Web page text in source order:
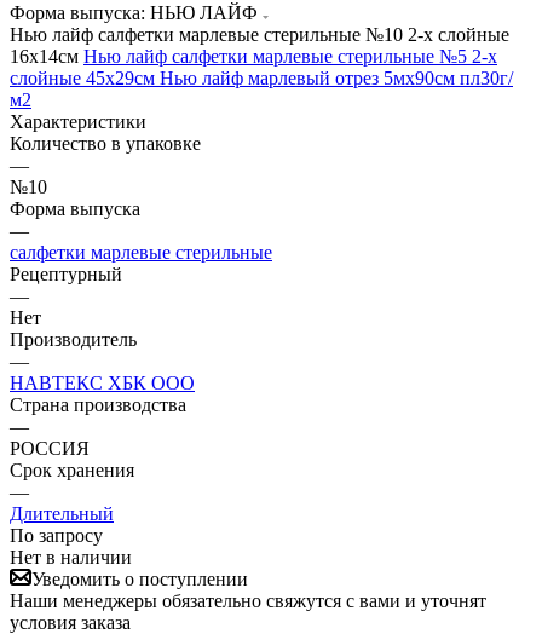
Форма выпуска: НЬЮ ЛАЙФ
Нью лайф салфетки марлевые стерильные №10 2-х слойные
16х14см Нью лайф салфетки марлевые стерильные №5 2-х
слойные 45х29см Нью лайф марлевый отрез 5мх90см пл30г/
м2
Характеристики
Количество в упаковке
—
№10
Форма выпуска
—
салфетки марлевые стерильные
Рецептурный
—
Нет
Производитель
—
НАВТЕКС ХБК ООО
Страна производства
—
РОССИЯ
Срок хранения
—
Длительный
По запросу
Нет в наличии
Уведомить о поступлении
Наши менеджеры обязательно свяжутся с вами и уточнят
условия заказа